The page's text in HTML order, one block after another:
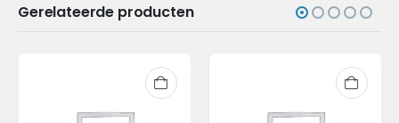
Gerelateerde producten